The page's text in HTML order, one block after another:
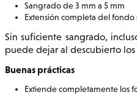
Sangrado de 3 mm a 5 mm
Extensión completa del
Sin suficiente sangrado,
puede dejar al descubierto
Buenas prácticas
Extiende completamente los